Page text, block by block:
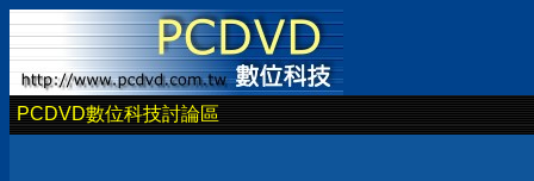
PCDVD數位科技討論區